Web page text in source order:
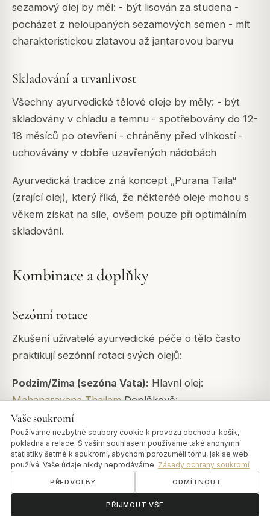
sezamový olej by měl: - být lisován za studena -
pocházet z neloupaných sezamových semen - mít
charakteristickou zlatavou až jantarovou barvu
Skladování a trvanlivost
Všechny ayurvedické tělové oleje by měly: - být
skladovány v chladu a temnu - spotřebovány do 12-
18 měsíců po otevření - chráněny před vlhkostí -
uchovávány v dobře uzavřených nádobách
Ayurvedická tradice zná koncept „Purana Taila“
(zrající olej), který říká, že některéé oleje mohou s
věkem získat na síle, ovšem pouze při optimálním
skladování.
Kombinace a doplňky
Sezónní rotace
Zkušení uživatelé ayurvedické péče o tělo často
praktikují sezónní rotaci svých olejů:
Podzim/Zima (sezóna Vata): Hlavní olej:
Mahanarayana ThailamDoplňkově:
Balaswagandhadhi Thailam
Jaro (sezóna Kapha):Hlavní olej: Sahacharadi
Thailam nebo snížené množství oleje Doplňkově:
Suché kartáčování bez oleje
Léto (sezóna Pitta):Hlavní olej: Ksheerabala nebo
ॐ
Vaše soukromí
Používáme nezbytné soubory cookie k provozu obchodu: košík,
pokladna a relace. S vaším souhlasem používáme také anonymní
statistiky šetrné k soukromí, abychom porozuměli tomu, jak se web
používá. Vaše údaje nikdy neprodáváme. Zásady ochrany soukromí
PŘEDVOLBY ODMÍTNOUT
PŘIJMOUT VŠE